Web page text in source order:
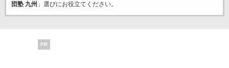
団塾 九州 」選びにお役立てください。
PR